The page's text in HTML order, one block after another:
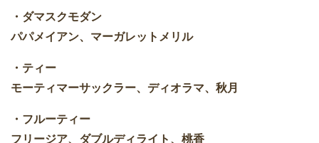
・ダマスクモダン
パパメイアン、マーガレットメリル
・ティー
モーティマーサックラー、ディオラマ、秋月
・フルーティー
フリージア、ダブルディライト、桃香